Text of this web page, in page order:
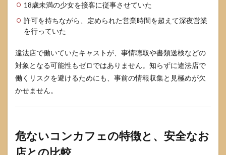
恋人
とし
て知
って
たい
視点
6.1
コン
ェ勤
が心
配
で、
18歳未満の少女を接客に従事させていた
許可を持ちながら、定められた営業時間を超えて深夜営業
を行っていた
違法店で働いていたキャストが、事情聴取や書類送検などの
対象となる可能性もゼロではありません。知らずに違法店で
働くリスクを避けるためにも、事前の情報収集と見極めが欠
かせません。
危ないコンカフェの特徴と、安全なお
店との比較